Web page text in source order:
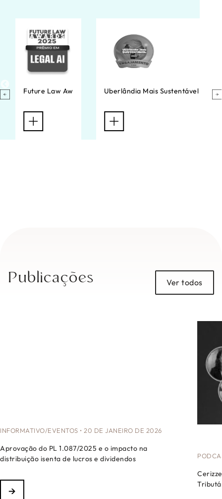
Future Law Aw Uberlândia Mais Sustentável
Publicações Ver todos
INFORMATIVO/EVENTOS • 20 DE JANEIRO DE 2026
Aprovação do PL 1.087/2025 e o impacto na
distribuição isenta de lucros e dividendos
→